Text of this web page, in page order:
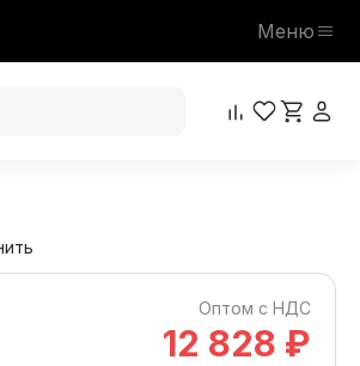
Меню
Оптом с НДС
12 828 ₽